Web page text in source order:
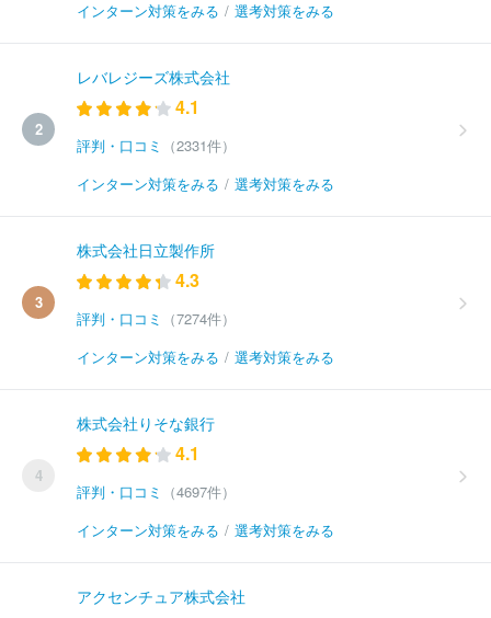
インターン対策をみる / 選考対策をみる
2
レバレジーズ株式会社
4.1
評判・口コミ
（2331件）
インターン対策をみる / 選考対策をみる
3
株式会社日立製作所
4.3
評判・口コミ
（7274件）
インターン対策をみる / 選考対策をみる
4
株式会社りそな銀行
4.1
評判・口コミ
（4697件）
インターン対策をみる / 選考対策をみる
アクセンチュア株式会社